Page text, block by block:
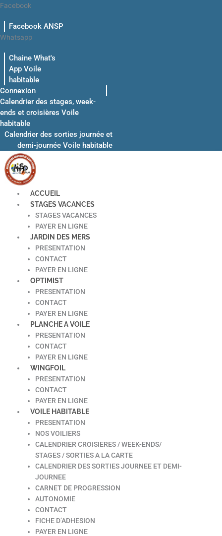
Aller
contenu
Facebook
Facebook ANSP
Whatsapp
Chaine What's
App Voile
habitable
Connexion
Calendrier des stages, week-
ends et croisières Voile
habitable
Calendrier des sorties journée et
demi-journée Voile habitable
ACCUEIL
STAGES VACANCES
STAGES VACANCES
PAYER EN LIGNE
JARDIN DES MERS
PRESENTATION
CONTACT
PAYER EN LIGNE
OPTIMIST
PRESENTATION
CONTACT
PAYER EN LIGNE
PLANCHE A VOILE
PRESENTATION
CONTACT
PAYER EN LIGNE
WINGFOIL
PRESENTATION
CONTACT
PAYER EN LIGNE
VOILE HABITABLE
PRESENTATION
NOS VOILIERS
CALENDRIER CROISIERES / WEEK-ENDS/
STAGES / SORTIES A LA CARTE
CALENDRIER DES SORTIES JOURNEE ET DEMI-
JOURNEE
CARNET DE PROGRESSION
AUTONOMIE
CONTACT
FICHE D’ADHESION
PAYER EN LIGNE